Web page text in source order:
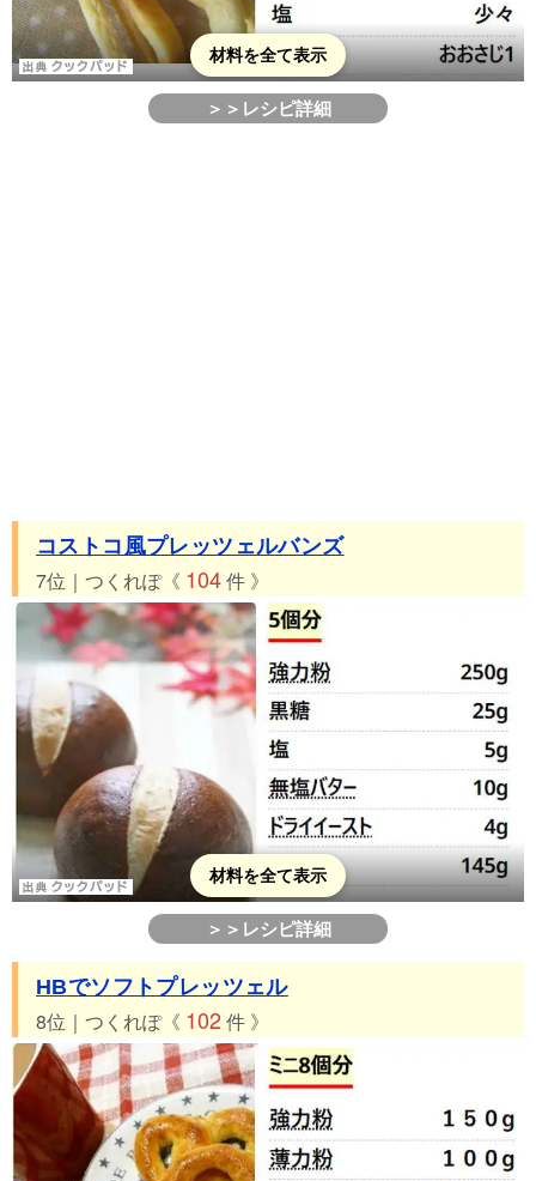
材料を全て表示
＞＞レシピ詳細
コストコ風プレッツェルバンズ
7位｜つくれぽ《 104件 》
材料を全て表示
＞＞レシピ詳細
HBでソフトプレッツェル
8位｜つくれぽ《 102 件 》